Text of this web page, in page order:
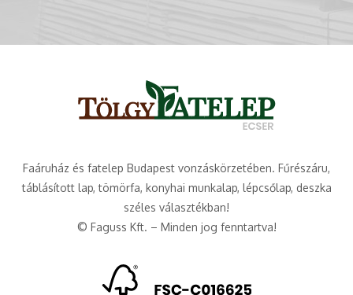
Faáruház és fatelep Budapest vonzáskörzetében. Fűrészáru,
táblásított lap, tömörfa, konyhai munkalap, lépcsőlap, deszka
széles választékban!
© Faguss Kft. – Minden jog fenntartva!